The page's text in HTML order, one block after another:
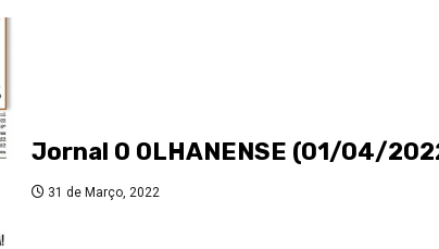
Jornal O OLHANENSE (01/04/
31 de Março, 2022